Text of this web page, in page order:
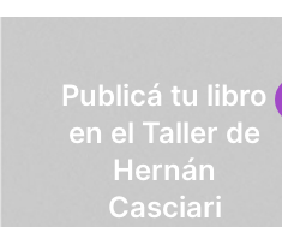
Publicá tu libro
en el Taller de
Hernán
Casciari